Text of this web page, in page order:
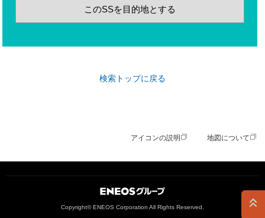
このSSを目的地とする
検索トップに戻る
アイコンの説明 地図について
Copyright© ENEOS Corporation All Rights Reserved.